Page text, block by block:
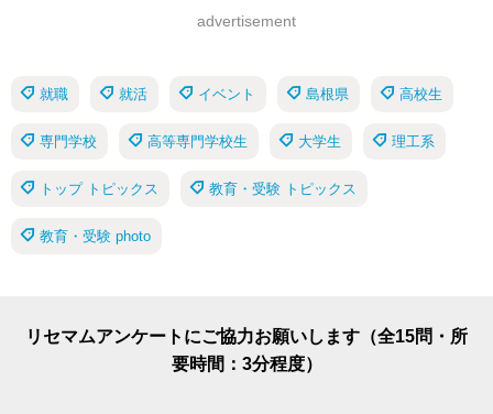
advertisement
就職 就活 イベント 島根県 高校生
専門学校 高等専門学校生 大学生 理工系
トップ トピックス 教育・受験 トピックス
教育・受験 photo
リセマムアンケートにご協力お願いします（全15問・所
要時間：3分程度）